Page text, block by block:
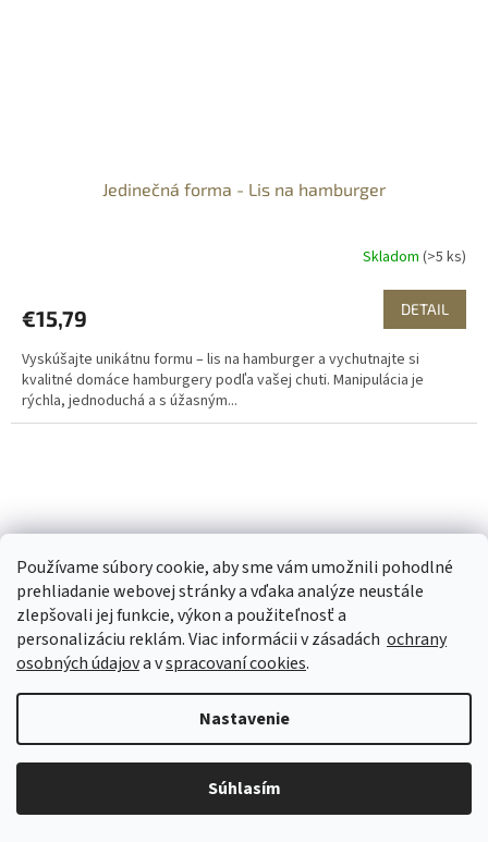
Používame súbory cookie, aby sme vám umožnili pohodlné
prehliadanie webovej stránky a vďaka analýze neustále
zlepšovali jej funkcie, výkon a použiteľnosť a
personalizáciu reklám. Viac informácii v zásadách ochrany
osobných údajova vspracovaní cookies.
Nastavenie
Súhlasím
Jedinečná forma - Lis na hamburger
Skladom (>5 ks)
€15,79 DETAIL
Vyskúšajte unikátnu formu – lis na hamburger a vychutnajte si
kvalitné domáce hamburgery podľa vašej chuti. Manipulácia je
rýchla, jednoduchá a s úžasným...
Praktické teleskopické vidlice na opekanie